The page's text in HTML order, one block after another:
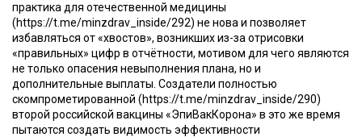
практика для отечественной медицины
(https://t.me/minzdrav_inside/292) не нова и позволяет
избавляться от «хвостов», возникших из-за отрисовки
«правильных» цифр в отчётности, мотивом для чего являются
не только опасения невыполнения плана, но и
дополнительные выплаты. Создатели полностью
скомпрометированной (https://t.me/minzdrav_inside/290)
второй российской вакцины «ЭпиВакКорона» в это же время
пытаются создать видимость эффективности